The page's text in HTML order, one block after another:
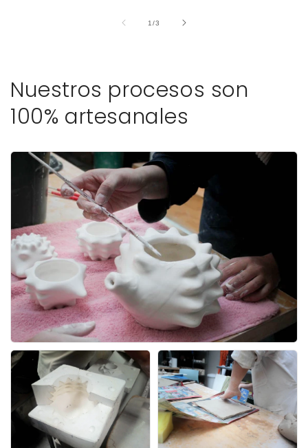
1/de
3
Nuestros procesos son
100% artesanales